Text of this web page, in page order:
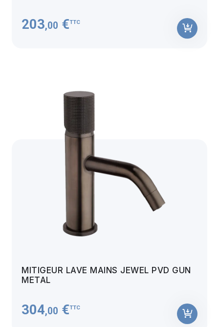
203,00 €TTC
MITIGEUR LAVE MAINS JEWEL PVD GUN
METAL
304,00 €TTC